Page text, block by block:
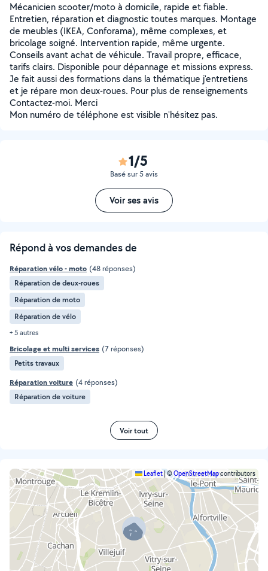
Mécanicien scooter/moto à domicile, rapide et fiable.
Entretien, réparation et diagnostic toutes marques. Montage
de meubles (IKEA, Conforama), même complexes, et
bricolage soigné. Intervention rapide, même urgente.
Conseils avant achat de véhicule. Travail propre, efficace,
tarifs clairs. Disponible pour dépannage et missions express.
Je fait aussi des formations dans la thématique j'entretiens
et je répare mon deux-roues. Pour plus de renseignements
Contactez-moi. Merci
Mon numéro de téléphone est visible n'hésitez pas.
1/5
Basé sur 5 avis
Voir ses avis
Répond à vos demandes de
Réparation vélo - moto (48 réponses)
Réparation de deux-roues
Réparation de moto
Réparation de vélo
+ 5 autres
Bricolage et multi services (7 réponses)
Petits travaux
Réparation voiture (4 réponses)
Réparation de voiture
Voir tout
Leaflet|©OpenStreetMapcontributors